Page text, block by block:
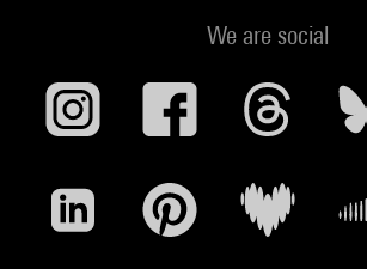
We are social